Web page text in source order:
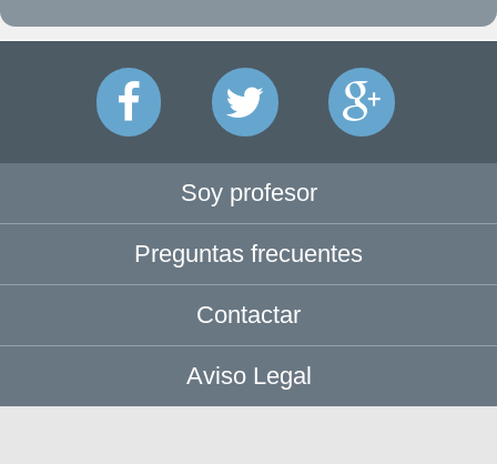
Soy profesor
Preguntas frecuentes
Contactar
Aviso Legal